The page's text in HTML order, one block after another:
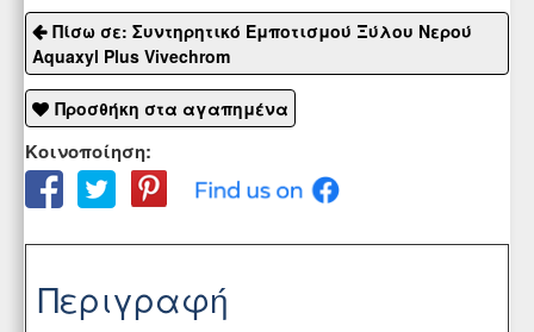
Πίσω σε: Συντηρητικό Εμποτισμού Ξύλου Νερού
Aquaxyl Plus Vivechrom
Προσθήκη στα αγαπημένα
Κοινοποίηση:
Περιγραφή